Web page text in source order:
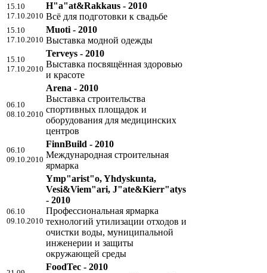
15.10
17.10.2010
H"a"at&Rakkaus - 2010
Всё для подготовки к свадьбе
15.10
17.10.2010
Muoti - 2010
Выставка модной одежды
15.10
17.10.2010
Terveys - 2010
Выставка посвящённая здоровью
и красоте
06.10
08.10.2010
Arena - 2010
Выставка строительства
спортивных площадок и
оборудования для медицинских
центров
06.10
09.10.2010
FinnBuild - 2010
Международная строительная
ярмарка
06.10
09.10.2010
Ymp"arist"o, Yhdyskunta,
Vesi&Viem"ari, J"ate&Kierr"atys
- 2010
Профессиональная ярмарка
технологий утилизации отходов и
очистки воды, муниципальной
инженерии и защиты
окружающей среды
FoodTec - 2010